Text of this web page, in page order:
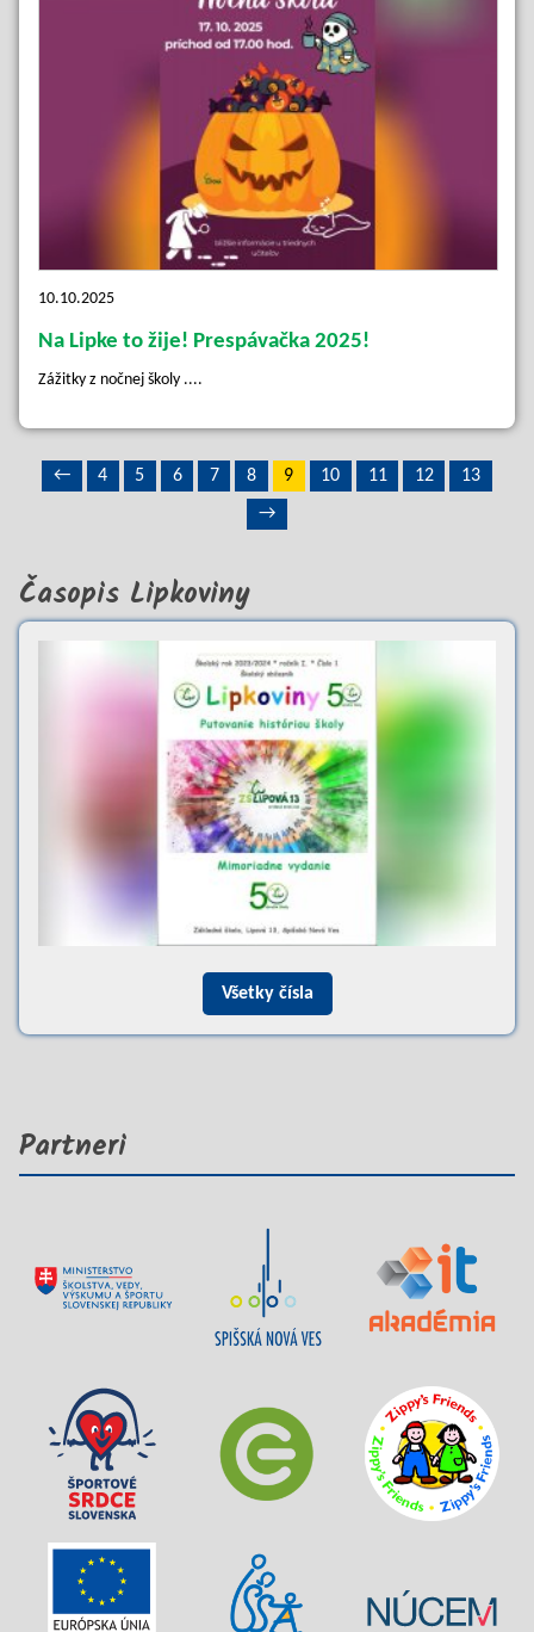
10.10.2025
Na Lipke to žije! Prespávačka 2025!
Zážitky z nočnej školy ....
← 4 5 6 7 8 9 10 11 12
13
→
Časopis Lipkoviny
Všetky čísla
Partneri